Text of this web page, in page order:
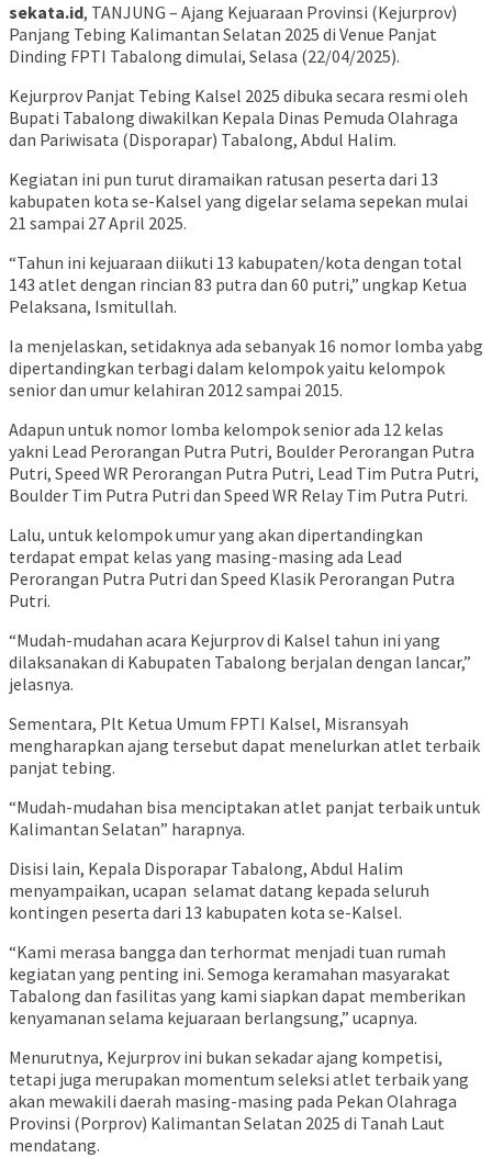
sekata.id, TANJUNG – Ajang Kejuaraan Provinsi (Kejurprov)
Panjang Tebing Kalimantan Selatan 2025 di Venue Panjat
Dinding FPTI Tabalong dimulai, Selasa (22/04/2025).
Kejurprov Panjat Tebing Kalsel 2025 dibuka secara resmi oleh
Bupati Tabalong diwakilkan Kepala Dinas Pemuda Olahraga
dan Pariwisata (Disporapar) Tabalong, Abdul Halim.
Kegiatan ini pun turut diramaikan ratusan peserta dari 13
kabupaten kota se-Kalsel yang digelar selama sepekan mulai
21 sampai 27 April 2025.
“Tahun ini kejuaraan diikuti 13 kabupaten/kota dengan total
143 atlet dengan rincian 83 putra dan 60 putri,” ungkap Ketua
Pelaksana, Ismitullah.
Ia menjelaskan, setidaknya ada sebanyak 16 nomor lomba yabg
dipertandingkan terbagi dalam kelompok yaitu kelompok
senior dan umur kelahiran 2012 sampai 2015.
Adapun untuk nomor lomba kelompok senior ada 12 kelas
yakni Lead Perorangan Putra Putri, Boulder Perorangan Putra
Putri, Speed WR Perorangan Putra Putri, Lead Tim Putra Putri,
Boulder Tim Putra Putri dan Speed WR Relay Tim Putra Putri.
Lalu, untuk kelompok umur yang akan dipertandingkan
terdapat empat kelas yang masing-masing ada Lead
Perorangan Putra Putri dan Speed Klasik Perorangan Putra
Putri.
“Mudah-mudahan acara Kejurprov di Kalsel tahun ini yang
dilaksanakan di Kabupaten Tabalong berjalan dengan lancar,”
jelasnya.
Sementara, Plt Ketua Umum FPTI Kalsel, Misransyah
mengharapkan ajang tersebut dapat menelurkan atlet terbaik
panjat tebing.
“Mudah-mudahan bisa menciptakan atlet panjat terbaik untuk
Kalimantan Selatan” harapnya.
Disisi lain, Kepala Disporapar Tabalong, Abdul Halim
menyampaikan, ucapan selamat datang kepada seluruh
kontingen peserta dari 13 kabupaten kota se-Kalsel.
“Kami merasa bangga dan terhormat menjadi tuan rumah
kegiatan yang penting ini. Semoga keramahan masyarakat
Tabalong dan fasilitas yang kami siapkan dapat memberikan
kenyamanan selama kejuaraan berlangsung,” ucapnya.
Menurutnya, Kejurprov ini bukan sekadar ajang kompetisi,
tetapi juga merupakan momentum seleksi atlet terbaik yang
akan mewakili daerah masing-masing pada Pekan Olahraga
Provinsi (Porprov) Kalimantan Selatan 2025 di Tanah Laut
mendatang.